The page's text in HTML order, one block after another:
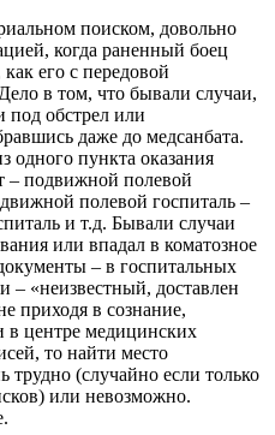
поиском, довольно
когда раненный боец
его с передовой
в том, что бывали случаи,
под обстрел или
даже до медсанбата.
одного пункта оказания
– подвижной полевой
полевой госпиталь –
и т.д. Бывали случаи
или впадал в коматозное
– в госпитальных
– «неизвестный, доставлен
приходя в сознание,
в центре медицинских
то найти место
трудно (случайно если только
или невозможно.